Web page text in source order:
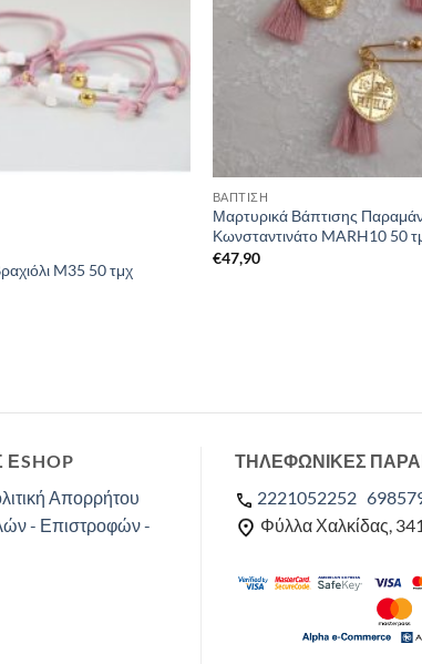
M35 50 τμχ
ΒΑΠΤΙΣΗ
Μαρτυρικά Βάπτισης
Κωνσταντινάτο MARH10 50
€47,90
Απορρήτου
- Επιστροφών -
ΤΗΛΕΦΩΝΙΚΕΣ
2221052252
Φύλλα Χαλκίδας,